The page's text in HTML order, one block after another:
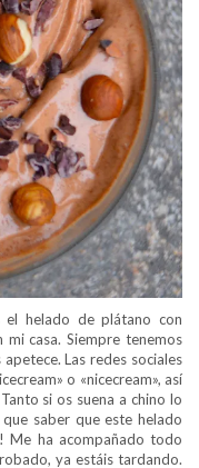
el helado de plátano con
mi casa. Siempre tenemos
Las redes sociales
o «nicecream», así
si os suena a chino lo
saber que este helado
Me ha acompañado todo
ya estáis tardando.